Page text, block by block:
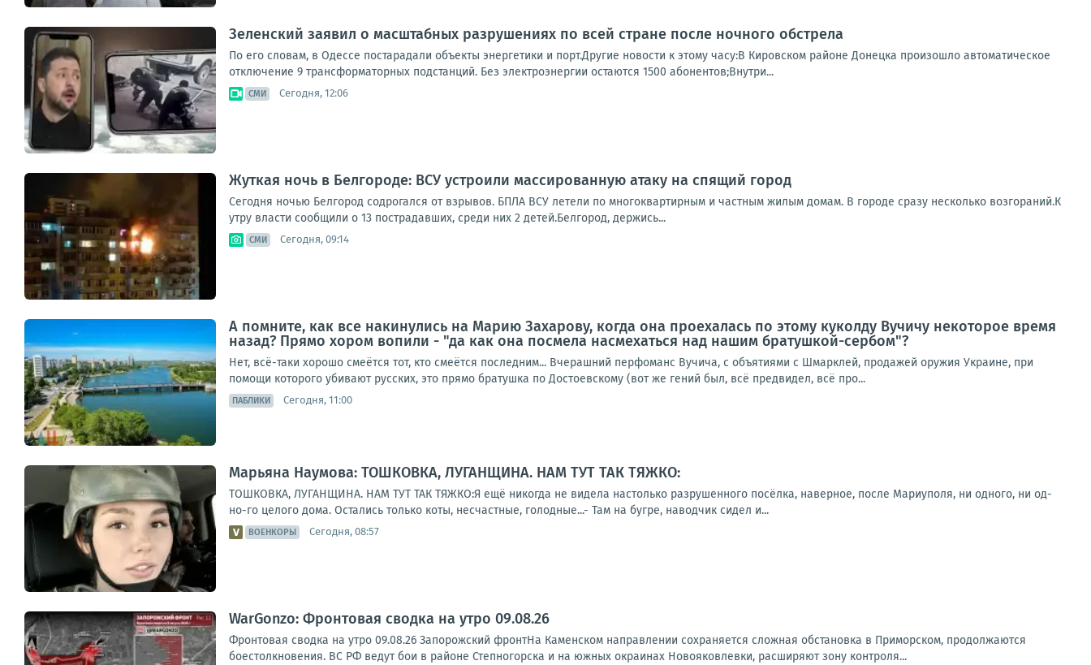
Зеленский заявил о масштабных разрушениях по всей стране после ночного обстрела
По его словам, в Одессе постарадали объекты энергетики и порт.Другие новости к этому часу:В Кировском районе Донецка произошло автоматическое
отключение 9 трансформаторных подстанций. Без электроэнергии остаются 1500 абонентов;Внутри...
СМИ Сегодня, 12:06
Жуткая ночь в Белгороде: ВСУ устроили массированную атаку на спящий город
Сегодня ночью Белгород содрогался от взрывов. БПЛА ВСУ летели по многоквартирным и частным жилым домам. В городе сразу несколько возгораний.К
утру власти сообщили о 13 пострадавших, среди них 2 детей.Белгород, держись...
СМИ Сегодня, 09:14
А помните, как все накинулись на Марию Захарову, когда она проехалась по этому куколду Вучичу некоторое время
назад? Прямо хором вопили - "да как она посмела насмехаться над нашим братушкой-сербом"?
Нет, всё-таки хорошо смеётся тот, кто смеётся последним... Вчерашний перфоманс Вучича, с объятиями с Шмарклей, продажей оружия Украине, при
помощи которого убивают русских, это прямо братушка по Достоевскому (вот же гений был, всё предвидел, всё про...
ПАБЛИКИ Сегодня, 11:00
Марьяна Наумова: ТОШКОВКА, ЛУГАНЩИНА. НАМ ТУТ ТАК ТЯЖКО:
ТОШКОВКА, ЛУГАНЩИНА. НАМ ТУТ ТАК ТЯЖКО:Я ещё никогда не видела настолько разрушенного посёлка, наверное, после Мариуполя, ни одного, ни од-
но-го целого дома. Остались только коты, несчастные, голодные...- Там на бугре, наводчик сидел и...
ВОЕНКОРЫ Сегодня, 08:57
WarGonzo: Фронтовая сводка на утро 09.08.26
Фронтовая сводка на утро 09.08.26 Запорожский фронтНа Каменском направлении сохраняется сложная обстановка в Приморском, продолжаются
боестолкновения. ВС РФ ведут бои в районе Степногорска и на южных окраинах Новояковлевки, расширяют зону контроля...